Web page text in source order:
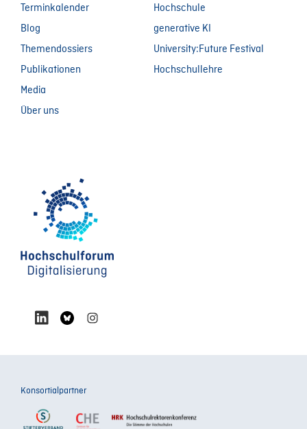
Terminkalender
Blog
Themendossiers
Publikationen
Media
Über uns
Hochschule
generative KI
University:Future Festival
Hochschullehre
Konsortialpartner